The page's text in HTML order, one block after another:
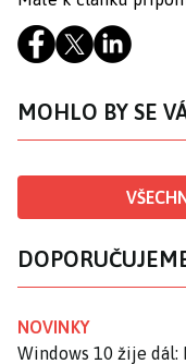
MOHLO BY SE
NOVINKY
Windows 10 žije